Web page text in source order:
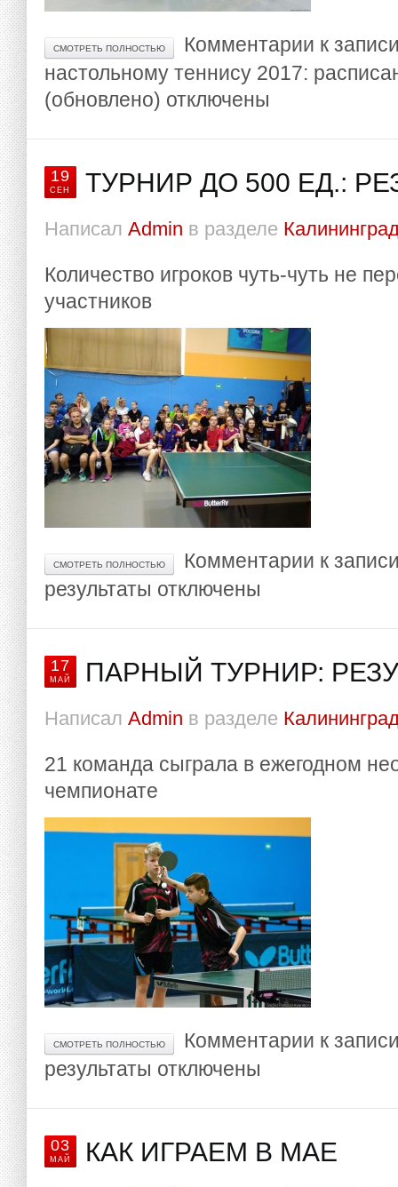
СМОТРЕТЬ ПОЛНОСТЬЮ Комментарии к
настольному теннису 2017:
(обновлено) отключены
19
СЕН ТУРНИР ДО 500 ЕД.:
Написал Admin в разделе
Количество игроков чуть-чуть не
участников
СМОТРЕТЬ ПОЛНОСТЬЮ Комментарии к
результаты отключены
17
МАЙ ПАРНЫЙ ТУРНИР:
Написал Admin в разделе
21 команда сыграла в ежегодном
чемпионате
СМОТРЕТЬ ПОЛНОСТЬЮ Комментарии к
результаты отключены
03
МАЙ КАК ИГРАЕМ В МАЕ